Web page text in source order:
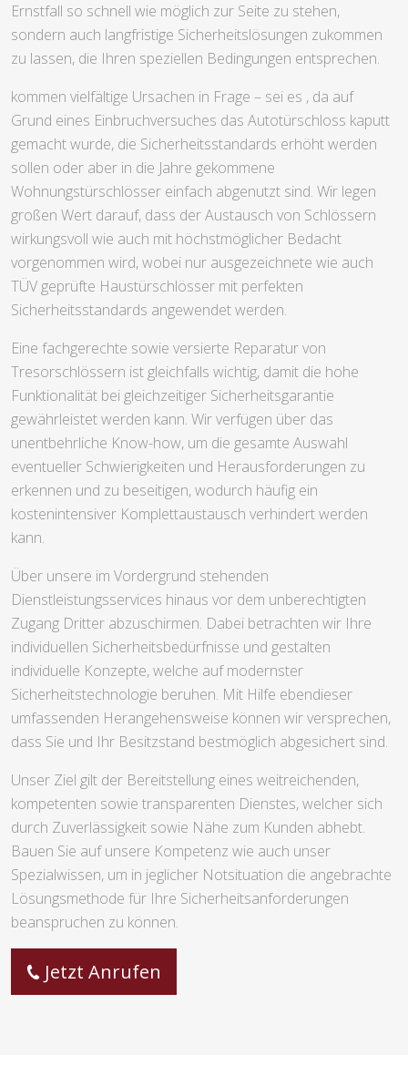
Ernstfall so schnell wie möglich zur Seite zu stehen,
sondern auch langfristige Sicherheitslösungen zukommen
zu lassen, die Ihren speziellen Bedingungen entsprechen.
kommen vielfältige Ursachen in Frage – sei es , da auf
Grund eines Einbruchversuches das Autotürschloss kaputt
gemacht wurde, die Sicherheitsstandards erhöht werden
sollen oder aber in die Jahre gekommene
Wohnungstürschlösser einfach abgenutzt sind. Wir legen
großen Wert darauf, dass der Austausch von Schlössern
wirkungsvoll wie auch mit höchstmöglicher Bedacht
vorgenommen wird, wobei nur ausgezeichnete wie auch
TÜV geprüfte Haustürschlösser mit perfekten
Sicherheitsstandards angewendet werden.
Eine fachgerechte sowie versierte Reparatur von
Tresorschlössern ist gleichfalls wichtig, damit die hohe
Funktionalität bei gleichzeitiger Sicherheitsgarantie
gewährleistet werden kann. Wir verfügen über das
unentbehrliche Know-how, um die gesamte Auswahl
eventueller Schwierigkeiten und Herausforderungen zu
erkennen und zu beseitigen, wodurch häufig ein
kostenintensiver Komplettaustausch verhindert werden
kann.
Über unsere im Vordergrund stehenden
Dienstleistungsservices hinaus vor dem unberechtigten
Zugang Dritter abzuschirmen. Dabei betrachten wir Ihre
individuellen Sicherheitsbedürfnisse und gestalten
individuelle Konzepte, welche auf modernster
Sicherheitstechnologie beruhen. Mit Hilfe ebendieser
umfassenden Herangehensweise können wir versprechen,
dass Sie und Ihr Besitzstand bestmöglich abgesichert sind.
Unser Ziel gilt der Bereitstellung eines weitreichenden,
kompetenten sowie transparenten Dienstes, welcher sich
durch Zuverlässigkeit sowie Nähe zum Kunden abhebt.
Bauen Sie auf unsere Kompetenz wie auch unser
Spezialwissen, um in jeglicher Notsituation die angebrachte
Lösungsmethode für Ihre Sicherheitsanforderungen
beanspruchen zu können.
Jetzt Anrufen